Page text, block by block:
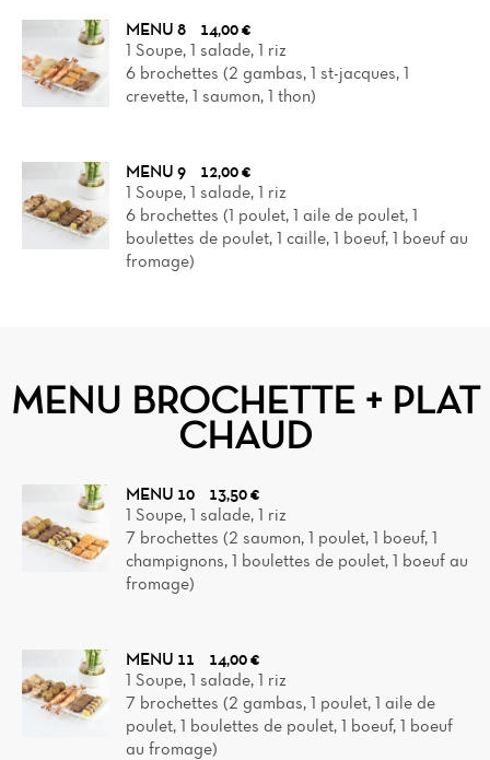
MENU 8
14,00 €
1 Soupe, 1 salade, 1 riz
6 brochettes (2 gambas, 1 st-jacques, 1
crevette, 1 saumon, 1 thon)
MENU 9
12,00 €
1 Soupe, 1 salade, 1 riz
6 brochettes (1 poulet, 1 aile de poulet, 1
boulettes de poulet, 1 caille, 1 boeuf, 1 boeuf au
fromage)
MENU BROCHETTE + PLAT
CHAUD
MENU 10
13,50 €
1 Soupe, 1 salade, 1 riz
7 brochettes (2 saumon, 1 poulet, 1 boeuf, 1
champignons, 1 boulettes de poulet, 1 boeuf au
fromage)
MENU 11
14,00 €
1 Soupe, 1 salade, 1 riz
7 brochettes (2 gambas, 1 poulet, 1 aile de
poulet, 1 boulettes de poulet, 1 boeuf, 1 boeuf
au fromage)